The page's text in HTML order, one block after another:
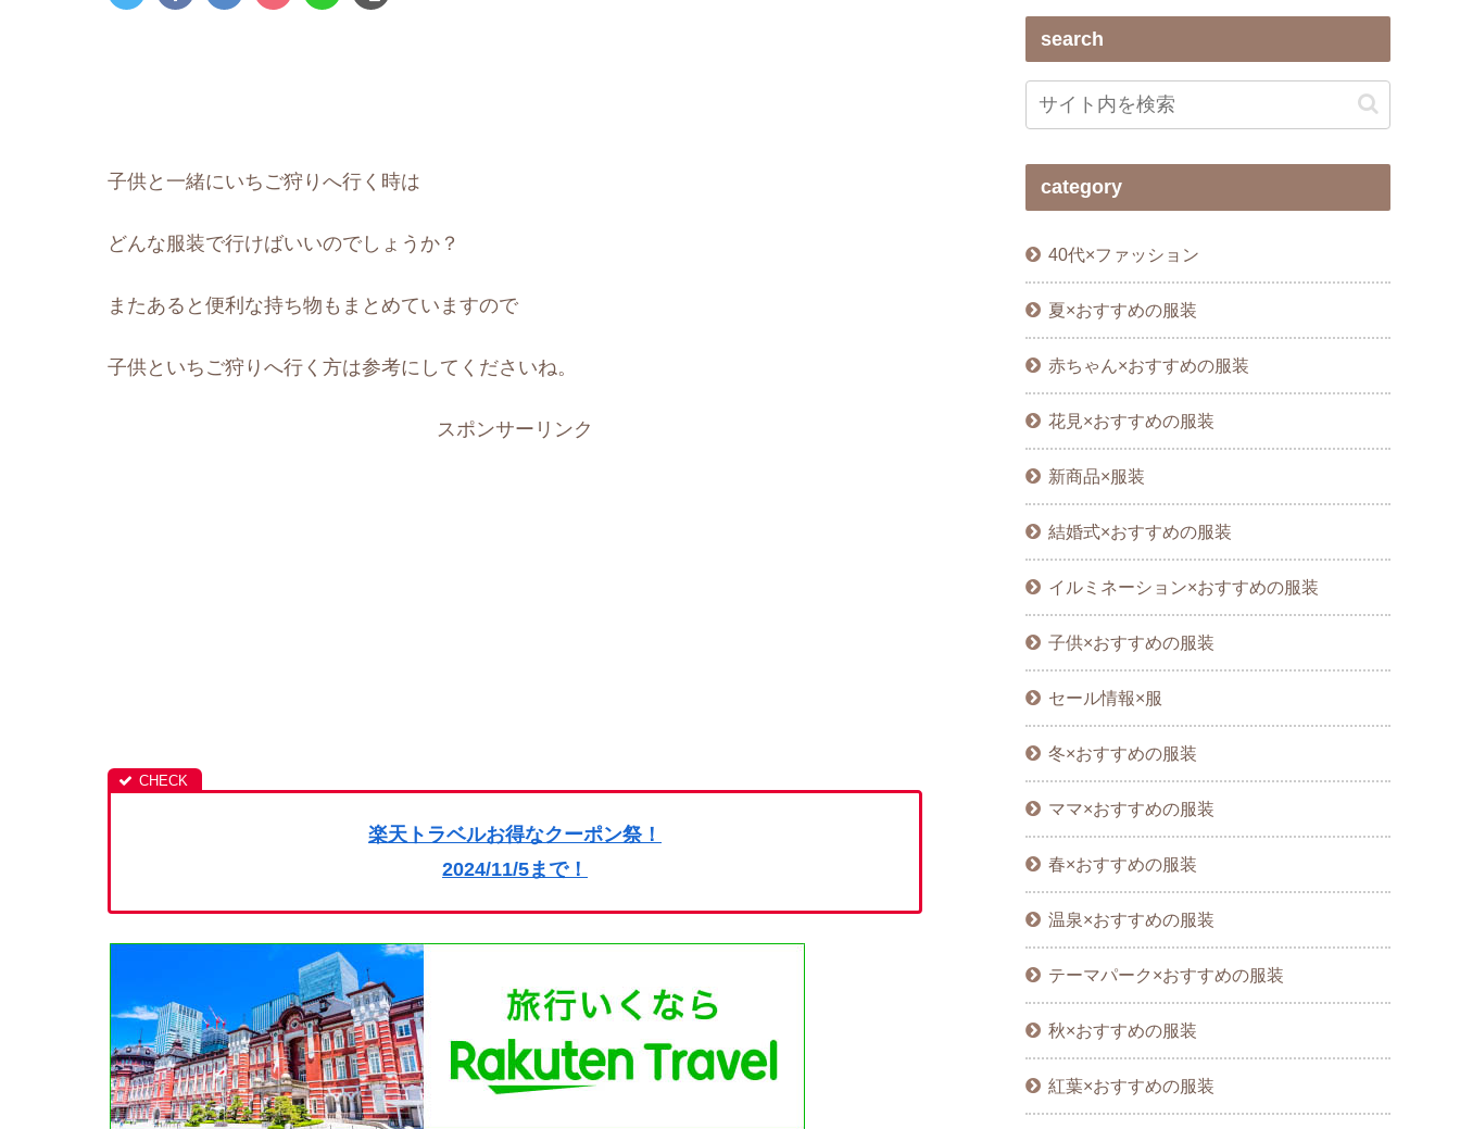
子供と一緒にいちご狩りへ行く時は
どんな服装で行けばいいのでしょうか？
またあると便利な持ち物もまとめていますので
子供といちご狩りへ行く方は参考にしてくださいね。
スポンサーリンク
楽天トラベルお得なクーポン祭！
2024/11/5まで！
search
category
40代×ファッション
夏×おすすめの服装
赤ちゃん×おすすめの服装
花見×おすすめの服装
新商品×服装
結婚式×おすすめの服装
イルミネーション×おすすめの服装
子供×おすすめの服装
セール情報×服
冬×おすすめの服装
ママ×おすすめの服装
春×おすすめの服装
温泉×おすすめの服装
テーマパーク×おすすめの服装
秋×おすすめの服装
紅葉×おすすめの服装